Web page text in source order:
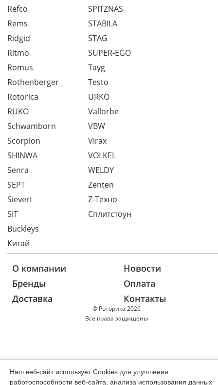
Refco
Rems
Ridgid
Ritmo
Romus
Rothenberger
Rotorica
RUKO
Schwamborn
Scorpion
SHINWA
Senra
SEPT
Sievert
SIT
SPITZNAS
STABILA
STAG
SUPER-EGO
Tayg
Testo
URKO
Vallorbe
VBW
Virax
VOLKEL
WELDY
Zenten
Z-Техно
Сплитстоун
Buckleys
Китай
© Роторика 2026
Все права защищены
О компании
Новости
Бренды
Оплата
Доставка
Контакты
Наш веб-сайт использует Cookies для улучшения
работоспособности веб-сайта, анализа использования данных